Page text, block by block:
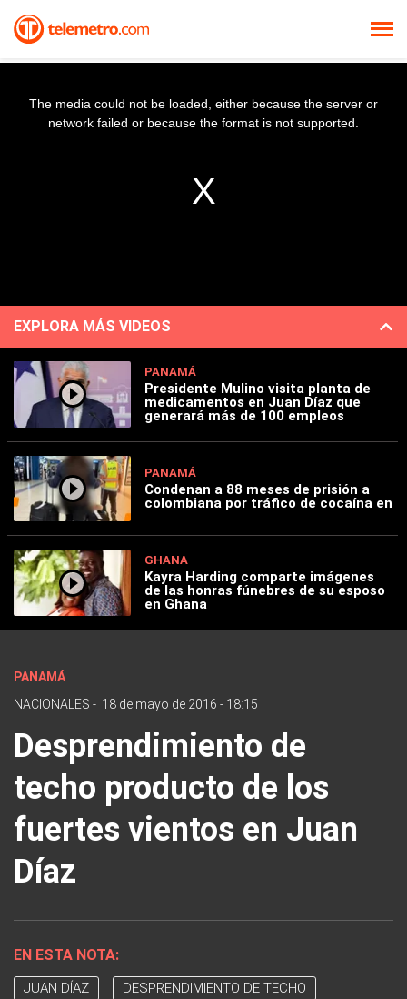
The media could not be loaded, either because the server or
network failed or because the format is not supported.
EXPLORA MÁS VIDEOS
PANAMÁ
Presidente Mulino visita planta de
medicamentos en Juan Díaz que
generará más de 100 empleos
PANAMÁ
Condenan a 88 meses de prisión a
colombiana por tráfico de cocaína en
GHANA
Kayra Harding comparte imágenes
de las honras fúnebres de su esposo
en Ghana
PANAMÁ
NACIONALES - 18 de mayo de 2016 - 18:15
Desprendimiento de
techo producto de los
fuertes vientos en Juan
Díaz
EN ESTA NOTA:
JUAN DÍAZ DESPRENDIMIENTO DE TECHO